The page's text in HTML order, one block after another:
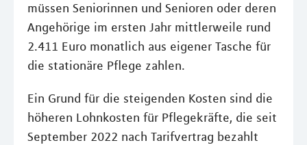
müssen Seniorinnen und Senioren oder deren
Angehörige im ersten Jahr mittlerweile rund
2.411 Euro monatlich aus eigener Tasche für
die stationäre Pflege zahlen.
Ein Grund für die steigenden Kosten sind die
höheren Lohnkosten für Pflegekräfte, die seit
September 2022 nach Tarifvertrag bezahlt